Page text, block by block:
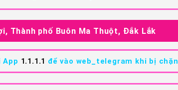
Thành phố Buôn Ma Thuột, Đắk Lắk
App 1.1.1.1 để vào web_telegram khi bị chặn